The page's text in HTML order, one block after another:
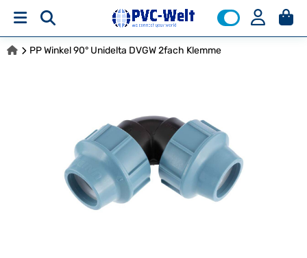
PP Winkel 90° Unidelta DVGW 2fach Klemme